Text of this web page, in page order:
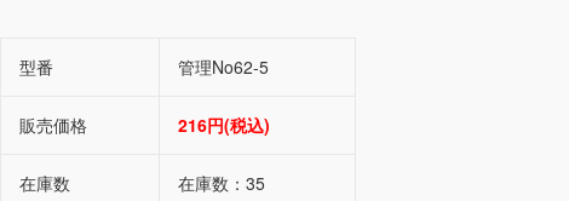
型番 管理No62-5
販売価格 216円(税込)
在庫数 在庫数：35